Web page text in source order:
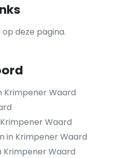
op deze pagina.
Krimpener Waard
Waard
in Krimpener Waard
Krimpener Waard